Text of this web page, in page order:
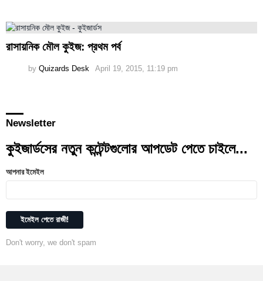
রাসায়নিক মৌল কুইজ: প্রথম পর্ব
by Quizards Desk April 19, 2015, 11:19 pm
Newsletter
কুইজার্ডসের নতুন কন্টেন্টগুলোর আপডেট পেতে চাইলে...
আপনার ইমেইল
Don't worry, we don't spam